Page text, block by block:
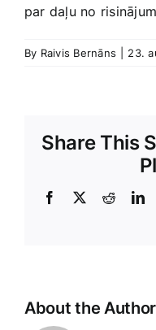
par daļu no
By Raivis Bernāns 23.
Share This
Facebook
X Reddit
About the